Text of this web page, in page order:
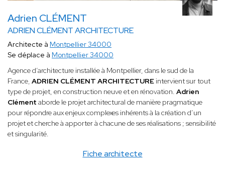
Adrien CLÉMENT
ADRIEN CLÉMENT ARCHITECTURE
Fiche architecte
Architecte à Montpellier 34000
Se déplace à Montpellier 34000
Agence d’architecture installée à Montpellier, dans le sud de la
France, ADRIEN CLÉMENT ARCHITECTUREintervient sur tout
type de projet, en construction neuve et en rénovation. Adrien
Clément aborde le projet architectural de manière pragmatique
pour répondre aux enjeux complexes inhérents à la création d’un
projet et cherche à apporter à chacune de ses réalisations ; sensibilité
et singularité.